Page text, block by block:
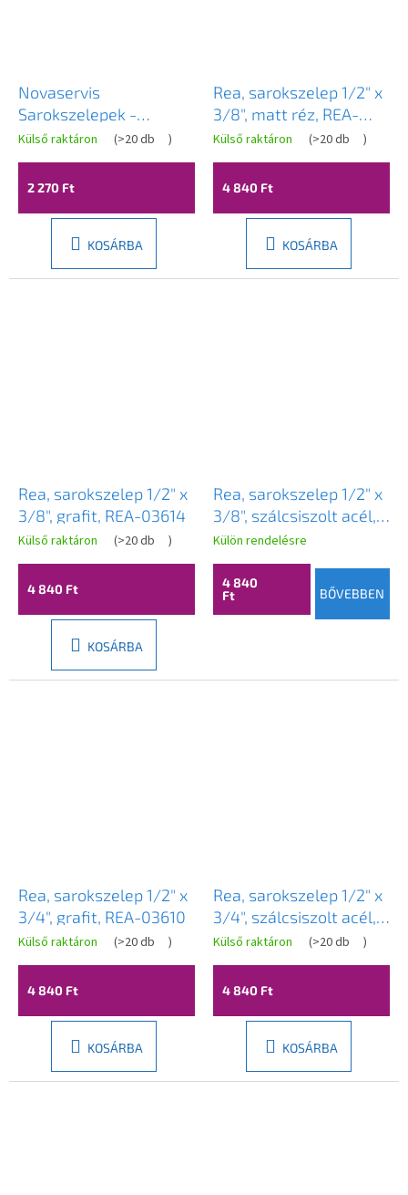
Novaservis
Sarokszelepek -
Sarokszelep szűrővel
3/8", króm, CF3010 / 10
Külső raktáron (>20 db )
2 270 Ft
KOSÁRBA
Rea, sarokszelep 1/2" x
3/8", matt réz, REA-
03613
Külső raktáron (>20 db )
4 840 Ft
KOSÁRBA
Rea, sarokszelep 1/2" x
3/8", grafit, REA-03614
Külső raktáron (>20 db )
4 840 Ft
KOSÁRBA
Rea, sarokszelep 1/2" x
3/8", szálcsiszolt acél,
REA-03615
Külön rendelésre
4 840
Ft
BŐVEBBEN
Rea, sarokszelep 1/2" x
3/4", grafit, REA-03610
Külső raktáron (>20 db )
4 840 Ft
KOSÁRBA
Rea, sarokszelep 1/2" x
3/4", szálcsiszolt acél,
REA-03611
Külső raktáron (>20 db )
4 840 Ft
KOSÁRBA